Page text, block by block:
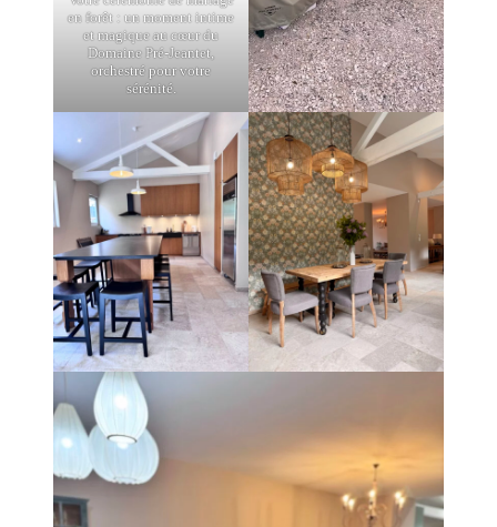
en forêt : un moment intime
et magique au cœur du
Domaine Pré-Jeantet,
orchestré pour votre
sérénité.